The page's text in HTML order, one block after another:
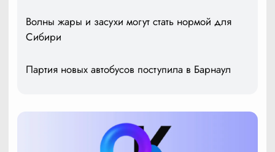
Волны жары и засухи могут стать нормой для
Сибири
Партия новых автобусов поступила в Барнаул